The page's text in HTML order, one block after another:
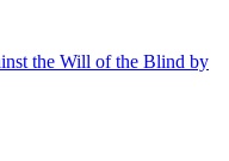
the Will of the Blind by